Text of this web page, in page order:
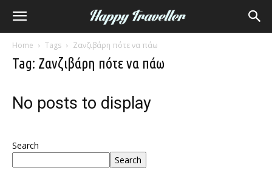
Home Tags Ζανζιβάρη πότε να πάω
Tag: Ζανζιβάρη πότε να πάω
No posts to display
Search
Search